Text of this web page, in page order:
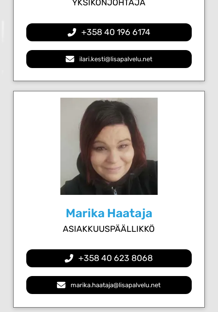
YKSIKÖNJOHTAJA
+358 40 196 6174
ilari.kesti@lisapalvelu.net
Marika Haataja
ASIAKKUUSPÄÄLLIKKÖ
+358 40 623 8068
marika.haataja@lisapalvelu.net